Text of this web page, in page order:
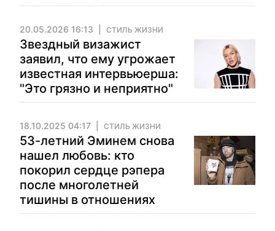
20.05.2026 16:13 СТИЛЬ ЖИЗНИ
Звездный визажист
заявил, что ему угрожает
известная интервьюерша:
"Это грязно и неприятно"
18.10.2025 04:17 СТИЛЬ ЖИЗНИ
53-летний Эминем снова
нашел любовь: кто
покорил сердце рэпера
после многолетней
тишины в отношениях